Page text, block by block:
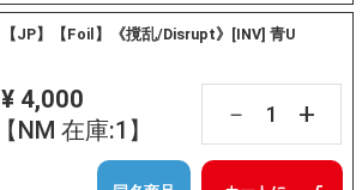
【JP】【Foil】《撹乱/Disrupt》[INV] 青U
¥ 4,000
【NM 在庫:1】
－ +